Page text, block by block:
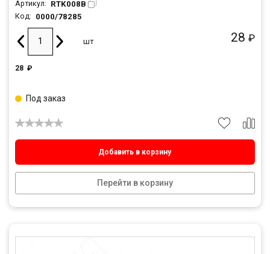
Артикул: RTK008B
Код: 0000/78285
28 ₽
шт
28 ₽
Добавить в корзину
Перейти в корзину
Под заказ